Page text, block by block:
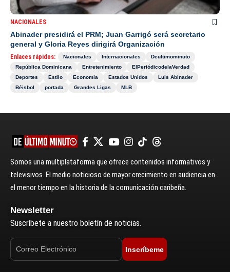
NACIONALES
Abinader presidirá el PRM; Juan Garrigó será secretario
general y Gloria Reyes dirigirá Organización
Enlaces rápidos: Nacionales Internacionales
Deultimominuto
República Dominicana
Entretenimiento
ElPeriódicodelaVerdad
Deportes
Estilo Economía Estados Unidos
Luis Abinader
Béisbol
portada Grandes Ligas MLB
Somos una multiplataforma que ofrece contenidos informativos y
televisivos. El medio noticioso de mayor crecimiento en audiencia en
el menor tiempo en la historia de la comunicación caribeña.
Newsletter
Suscríbete a nuestro boletín de noticias.
Inscríbeme